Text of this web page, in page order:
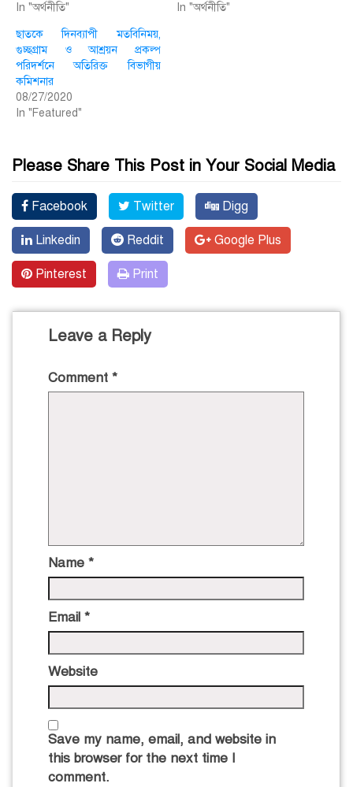
In "অর্থনীতি"
In "অর্থনীতি"
ছাতকে দিনব্যাপী মতবিনিময়,
গুচ্ছগ্রাম ও আশ্রয়ন প্রকল্প
পরিদর্শনে অতিরিক্ত বিভাগীয়
কমিশনার
08/27/2020
In "Featured"
Please Share This Post in Your Social Media
Facebook Twitter Digg
Linkedin Reddit Google Plus
Pinterest Print
Leave a Reply
Comment *
Name *
Email *
Website
Save my name, email, and website in
this browser for the next time I
comment.